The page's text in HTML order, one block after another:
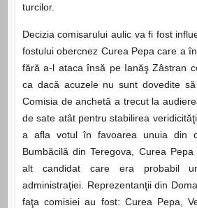
turcilor.
Decizia comisarului aulic va fi fost
fostului obercnez Curea Pepa care a
fără a-l ataca însă pe Ianăş Zâstran
ca dacă acuzele nu sunt dovedite
Comisia de anchetă a trecut la
de sate atât pentru stabilirea
a afla votul în favoarea unuia din
Bumbăcilă din Teregova, Curea
alt candidat care era probabil
administraţiei. Reprezentanţii din
faţa comisiei au fost: Curea Pepa,